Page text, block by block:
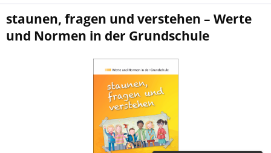
staunen, fragen und verstehen – Werte
und Normen in der Grundschule